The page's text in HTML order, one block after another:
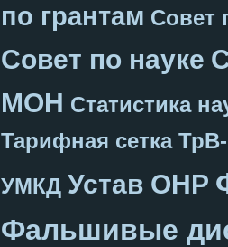
по грантам Совет
Совет по науке
МОН Статистика
Тарифная сетка
УМКД Устав ОНР
Фальшивые